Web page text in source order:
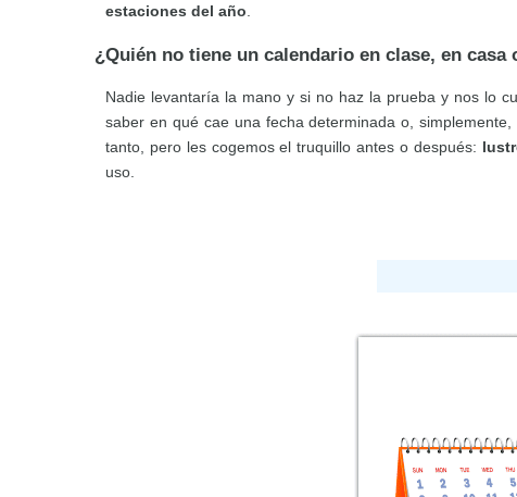
estaciones del año
¿Quién no tiene un calendario en clase, en casa
Nadie levantaría la mano y si no haz la prueba y nos lo
saber en qué cae una fecha determinada o, simplemente,
tanto, pero les cogemos el truquillo antes o después:
uso.